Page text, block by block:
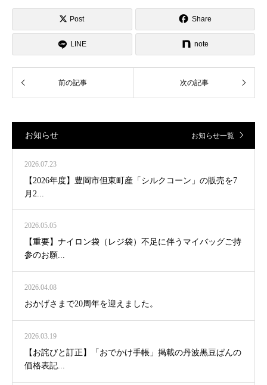
Post Share
LINE note
お知らせ お知らせ一覧
2026.07.23
【2026年度】豊岡市但東町産「シルクコーン」の販売を7
月2...
2026.05.05
【重要】ナイロン袋（レジ袋）不足に伴うマイバッグご持
参のお願...
2026.04.08
おかげさまで20周年を迎えました。
2026.03.19
【お詫びと訂正】「おでかけ手帳」掲載の丹波黒豆ぱんの
価格表記...